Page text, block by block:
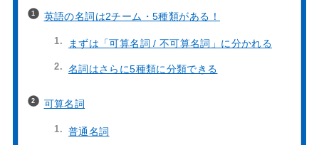
英語の名詞は2チーム・5種類がある！
まずは「可算名詞 / 不可算名詞」に分かれる
名詞はさらに5種類に分類できる
可算名詞
普通名詞